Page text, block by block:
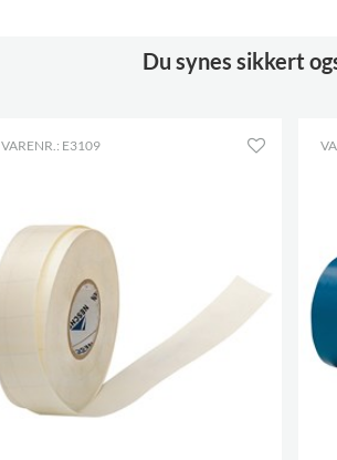
Du synes sikkert
VARENR.: E3109